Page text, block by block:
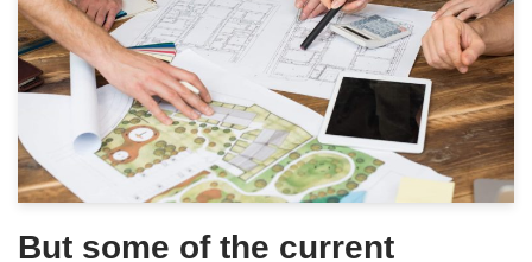
But some of the current